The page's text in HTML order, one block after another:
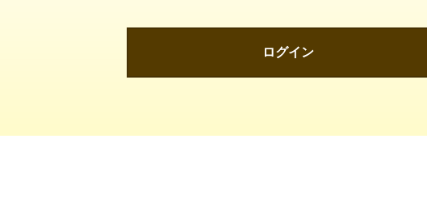
ログイン